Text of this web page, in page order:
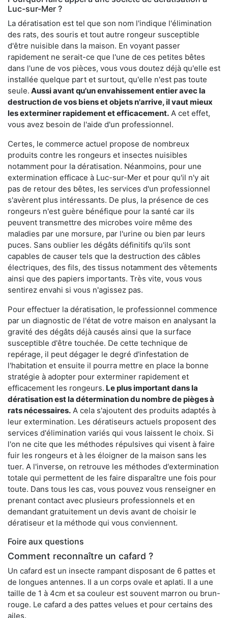
Luc-sur-Mer ?
La dératisation est tel que son nom l'indique l'élimination
des rats, des souris et tout autre rongeur susceptible
d'être nuisible dans la maison. En voyant passer
rapidement ne serait-ce que l'une de ces petites bêtes
dans l'une de vos pièces, vous vous doutez déjà qu'elle est
installée quelque part et surtout, qu'elle n'est pas toute
seule. Aussi avant qu'un envahissement entier avec la
destruction de vos biens et objets n'arrive, il vaut mieux
les exterminer rapidement et efficacement. A cet effet,
vous avez besoin de l'aide d'un professionnel.
Certes, le commerce actuel propose de nombreux
produits contre les rongeurs et insectes nuisibles
notamment pour la dératisation. Néanmoins, pour une
extermination efficace à Luc-sur-Mer et pour qu'il n'y ait
pas de retour des bêtes, les services d'un professionnel
s'avèrent plus intéressants. De plus, la présence de ces
rongeurs n'est guère bénéfique pour la santé car ils
peuvent transmettre des microbes voire même des
maladies par une morsure, par l'urine ou bien par leurs
puces. Sans oublier les dégâts définitifs qu'ils sont
capables de causer tels que la destruction des câbles
électriques, des fils, des tissus notamment des vêtements
ainsi que des papiers importants. Très vite, vous vous
sentirez envahi si vous n'agissez pas.
Pour effectuer la dératisation, le professionnel commence
par un diagnostic de l'état de votre maison en analysant la
gravité des dégâts déjà causés ainsi que la surface
susceptible d'être touchée. De cette technique de
repérage, il peut dégager le degré d'infestation de
l'habitation et ensuite il pourra mettre en place la bonne
stratégie à adopter pour exterminer rapidement et
efficacement les rongeurs. Le plus important dans la
dératisation est la détermination du nombre de pièges à
rats nécessaires. A cela s'ajoutent des produits adaptés à
leur extermination. Les dératiseurs actuels proposent des
services d'élimination variés qui vous laissent le choix. Si
l'on ne cite que les méthodes répulsives qui visent à faire
fuir les rongeurs et à les éloigner de la maison sans les
tuer. A l'inverse, on retrouve les méthodes d'extermination
totale qui permettent de les faire disparaître une fois pour
toute. Dans tous les cas, vous pouvez vous renseigner en
prenant contact avec plusieurs professionnels et en
demandant gratuitement un devis avant de choisir le
dératiseur et la méthode qui vous conviennent.
Foire aux questions
Comment reconnaître un cafard ?
Un cafard est un insecte rampant disposant de 6 pattes et
de longues antennes. Il a un corps ovale et aplati. Il a une
taille de 1 à 4cm et sa couleur est souvent marron ou brun-
rouge. Le cafard a des pattes velues et pour certains des
ailes.